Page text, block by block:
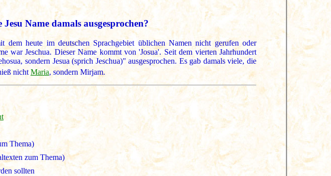
Name damals ausgesprochen?
dem heute im deutschen Sprachgebiet üblichen Namen nicht gerufen oder
war Jeschua. Dieser Name kommt von 'Josua'. Seit dem vierten Jahrhundert
sondern Jesua (sprich Jeschua)" ausgesprochen. Es gab damals viele, die
nichtMaria, sondern Mirjam.
Thema)
zum Thema)
sollten